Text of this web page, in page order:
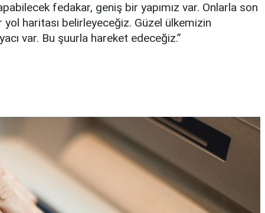
fedakar, geniş bir yapımız var. Onlarla son
haritası belirleyeceğiz. Güzel ülkemizin
var. Bu şuurla hareket edeceğiz.”